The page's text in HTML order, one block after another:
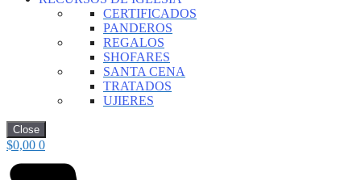
CERTIFICADOS
PANDEROS
REGALOS
SHOFARES
SANTA CENA
TRATADOS
UJIERES
Close
$0,00 0